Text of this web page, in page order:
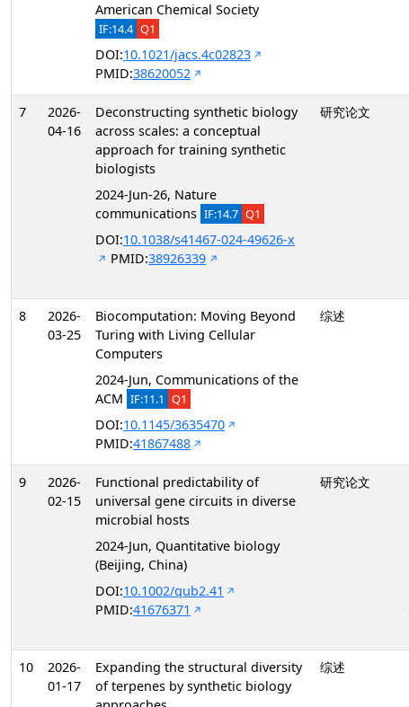
American Chemical Society
IF:14.4 Q1
DOI:10.1021/jacs.4c02823
PMID:38620052
7
2026-
04-16
Deconstructing synthetic biology
across scales: a conceptual
approach for training synthetic
biologists
2024-Jun-26, Nature
communications IF:14.7 Q1
DOI:10.1038/s41467-024-49626-x
PMID:38926339
研究论文
8
2026-
03-25
Biocomputation: Moving Beyond
Turing with Living Cellular
Computers
2024-Jun, Communications of the
ACM IF:11.1 Q1
DOI:10.1145/3635470
PMID:41867488
综述
9
2026-
02-15
Functional predictability of
universal gene circuits in diverse
microbial hosts
2024-Jun, Quantitative biology
(Beijing, China)
DOI:10.1002/qub2.41
PMID:41676371
研究论文
10
2026-
01-17
Expanding the structural diversity
of terpenes by synthetic biology
综述